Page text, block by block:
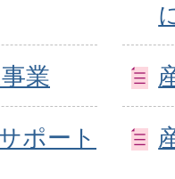
業
ポート